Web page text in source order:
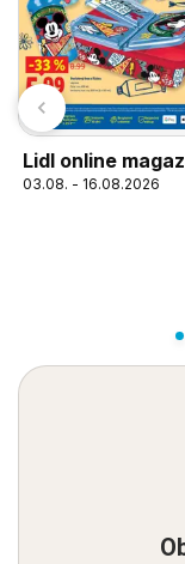
Lidl online
03.08. - 16.08.2026